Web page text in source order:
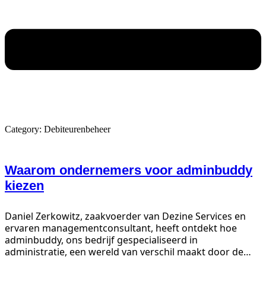
Category: Debiteurenbeheer
Waarom ondernemers voor adminbuddy
kiezen
Daniel Zerkowitz, zaakvoerder van Dezine Services en
ervaren managementconsultant, heeft ontdekt hoe
adminbuddy, ons bedrijf gespecialiseerd in
administratie, een wereld van verschil maakt door de